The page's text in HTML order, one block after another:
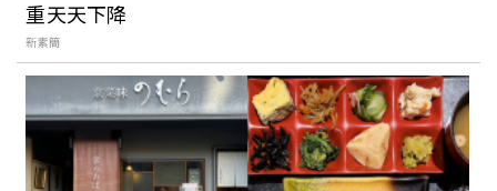
重天天下降
新素簡